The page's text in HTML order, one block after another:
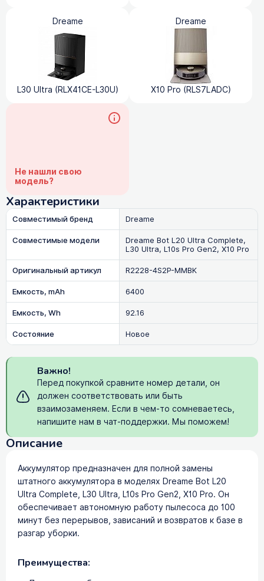
Dreame
L30 Ultra (RLX41CE-L30U)
Dreame
X10 Pro (RLS7LADC)
Не нашли свою
модель?
Характеристики
Совместимый бренд
Dreame
Совместимые модели
Dreame Bot L20 Ultra Complete,
L30 Ultra, L10s Pro Gen2, X10 Pro
Оригинальный артикул
R2228-4S2P-MMBK
Емкость, mAh
6400
Емкость, Wh
92.16
Состояние
Новое
Важно!
Перед покупкой сравните номер детали, он
должен соответствовать или быть
взаимозаменяем. Если в чем-то сомневаетесь,
напишите нам в чат-поддержки. Мы поможем!
Описание
Аккумулятор предназначен для полной замены
штатного аккумулятора в моделях Dreame Bot L20
Ultra Complete, L30 Ultra, L10s Pro Gen2, X10 Pro. Он
обеспечивает автономную работу пылесоса до 100
минут без перерывов, зависаний и возвратов к базе в
разгар уборки.
Преимущества: